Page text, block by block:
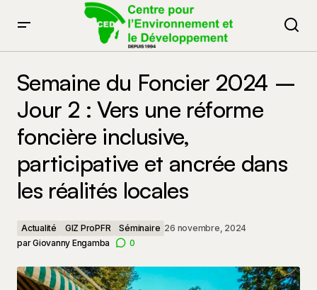
réalités locales
Semaine du Foncier 2024 –
Jour 2 : Vers une réforme
foncière inclusive,
participative et ancrée dans
les réalités locales
Actualité GIZ ProPFR Séminaire 26 novembre, 2024
parGiovanny Engamba 0